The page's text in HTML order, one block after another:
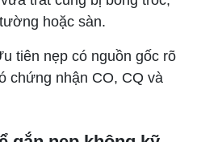
hoặc sàn.
tiên nẹp có nguồn gốc rõ
chứng nhận CO, CQ và